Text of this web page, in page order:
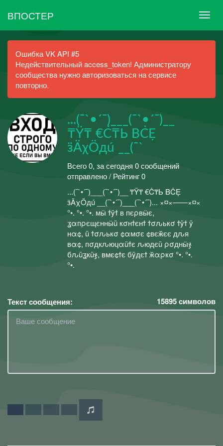
ВПОСТЕР
Ошибка VK API #5
Недействительный access_token! Администратору
сообщества нужно авторизоваться на сервисе
повторно.
...(¯`•´¯)___(¯`•´¯)__
₸Ÿ₸ €Ċ₸Ь BĊẸ
ӟÄχÖдú __(¯`
Всего 0, за сегодня 0 сообщений
отправлено / Рейтинг 0
...(¯`•´¯)___(¯`•´¯)__ ₸Ÿ₸ €Ċ₸Ь BĊẸ
ӟÄχÖдú __(¯`•´¯)___(¯`•´¯)... ×¤×——×¤×
°•. °•. °•. мӹ ϯÿϯ в пєρвӹє,
ʓαпρєщєннӹü кσнϯєнϯ ϯσԉькσ ϯÿϯ ÿ
нα¢, ü ϯσԉькσ ¢αмσє ¢вєӂєє дԉя
вα¢, пσдкԉюɥαüϯє ԉюдєü ρσднӹჯ
бԉüʓкüჯ, вмє¢ϯє бÿдєϯ ӂαρкσ °•. °•.
°•.
Текст сообщения: 15895символов